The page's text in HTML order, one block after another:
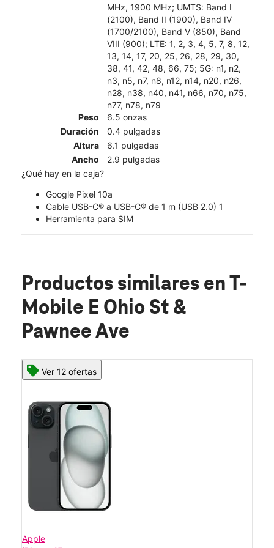
MHz, 1900 MHz; UMTS: Band I
(2100), Band II (1900), Band IV
(1700/2100), Band V (850), Band
VIII (900); LTE: 1, 2, 3, 4, 5, 7, 8, 12,
13, 14, 17, 20, 25, 26, 28, 29, 30,
38, 41, 42, 48, 66, 75; 5G: n1, n2,
n3, n5, n7, n8, n12, n14, n20, n26,
n28, n38, n40, n41, n66, n70, n75,
n77, n78, n79
Peso
6.5 onzas
Duración
0.4 pulgadas
Altura
6.1 pulgadas
Ancho
2.9 pulgadas
¿Qué hay en la caja?
Google Pixel 10a
Cable USB-C® a USB-C® de 1 m (USB 2.0) 1
Herramienta para SIM
Productos similares en T-
Mobile E Ohio St &
Pawnee Ave
Ver 12 ofertas
Apple